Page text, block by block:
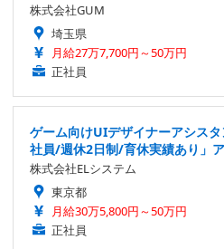
株式会社GUM
埼玉県
月給27万7,700円～50万円
正社員
ゲーム向けUIデザイナーアシス
社員/週休2日制/育休実績あり」
株式会社ELシステム
東京都
月給30万5,800円～50万円
正社員